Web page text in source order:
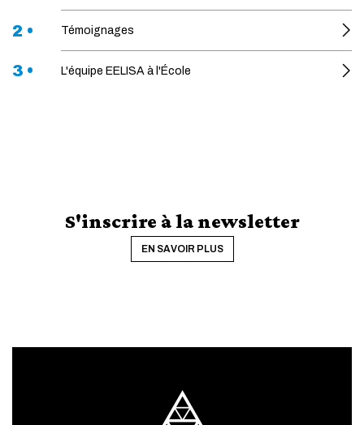
2 • Témoignages
3 • L'équipe EELISA à l'École
S'inscrire à la newsletter
EN SAVOIR PLUS